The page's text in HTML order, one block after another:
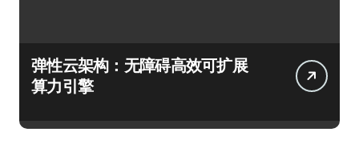
弹性云架构：无障碍高效可扩展
算力引擎